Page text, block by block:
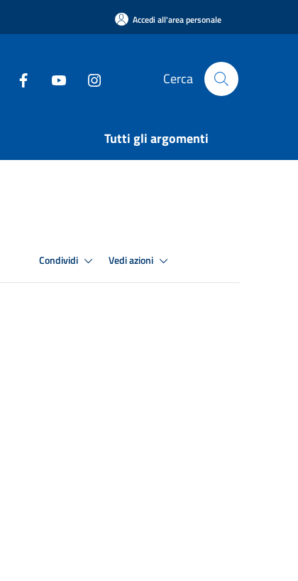
Accedi all'area personale
Cerca
Tutti gli argomenti
Condividi Vedi azioni